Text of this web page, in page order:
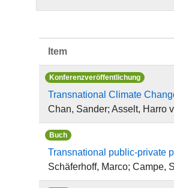
Item
Konferenzveröffentlichung
Transnational Climate
Chan, Sander; Asselt, Harro
Buch
Transnational public-private
Schäferhoff, Marco; Campe,